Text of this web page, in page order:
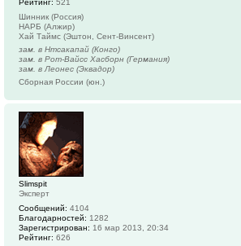
Шинник (Россия)
НАРБ (Алжир)
Хай Таймс (Эштон, Сент-Винсент)
зам. в Нтсакапай (Конго)
зам. в Рот-Вайсс Хасборн (Германия)
зам. в Леонес (Эквадор)
Сборная России (юн.)
Slimspit
Эксперт
Сообщений: 4104
Благодарностей: 1282
Зарегистрирован: 16 мар 2013, 20:34
Рейтинг: 626